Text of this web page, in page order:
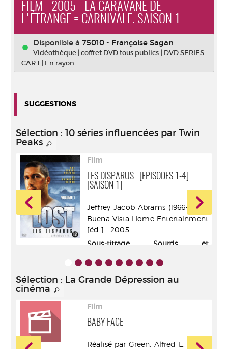
FILM - 2005 - LA CARAVANE DE
L'ÉTRANGE = CARNIVÀLE. SAISON 1
Disponible à 75010 - Françoise Sagan
Vidéothèque |coffret DVD tous publics | DVD SERIES
CAR 1 | En rayon
SUGGESTIONS
Sélection : 10 séries influencées par Twin
Peaks
Film
LES DISPARUS . [EPISODES 1-4] :
[SAISON 1]
Jeffrey Jacob Abrams (1966-....) - -
Buena Vista Home Entertainment
[éd.] - 2005
Sous-titrage Sourds et
Sélection : La Grande Dépression au
cinéma
Film
BABY FACE
Réalisé par Green, Alfred E. (1889-